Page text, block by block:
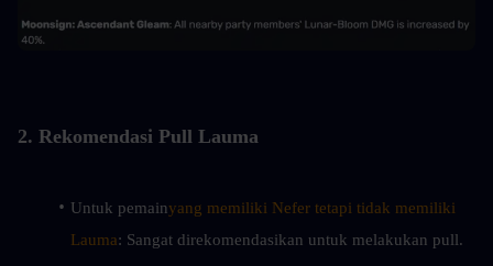
2. Rekomendasi Pull Lauma
Untuk pemainyang memiliki Nefer tetapi tidak memiliki
Lauma: Sangat direkomendasikan untuk melakukan pull.